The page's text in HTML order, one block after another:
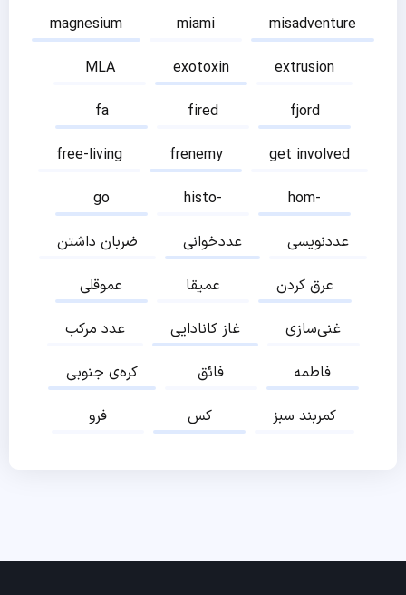
magnesium miami
misadventure
MLA
exotoxin
extrusion
fa
fired
fjord
free-living
frenemy
get involved
go
histo-
hom-
ضربان داشتن
عددخوانی
عددنویسی
عموقلی
عمیقا
عرق کردن
عدد مرکب
غاز کانادایی
غنی‌سازی
کره‌ی جنوبی
فائق
فاطمه
فرو
کس کمربند سبز